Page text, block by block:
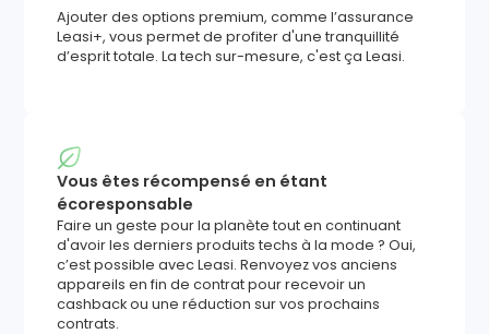
Ajouter des options premium, comme l’assurance
Leasi+, vous permet de profiter d'une tranquillité
d’esprit totale. La tech sur-mesure, c'est ça Leasi.
Vous êtes récompensé en étant
écoresponsable
Faire un geste pour la planète tout en continuant
d'avoir les derniers produits techs à la mode ? Oui,
c’est possible avec Leasi. Renvoyez vos anciens
appareils en fin de contrat pour recevoir un
cashback ou une réduction sur vos prochains
contrats.